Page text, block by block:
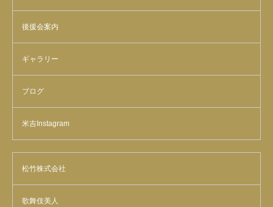
後援会案内
ギャラリー
ブログ
米吉Instagram
松竹株式会社
歌舞伎美人